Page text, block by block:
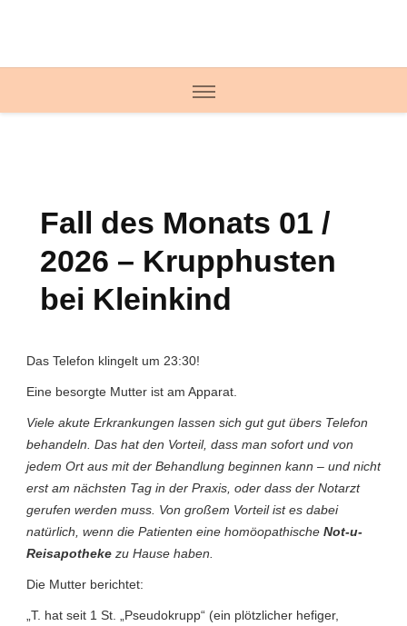
Fall des Monats 01 /
2026 – Krupphusten
bei Kleinkind
Das Telefon klingelt um 23:30!
Eine besorgte Mutter ist am Apparat.
Viele akute Erkrankungen lassen sich gut gut übers Telefon
behandeln. Das hat den Vorteil, dass man sofort und von
jedem Ort aus mit der Behandlung beginnen kann – und nicht
erst am nächsten Tag in der Praxis, oder dass der Notarzt
gerufen werden muss. Von großem Vorteil ist es dabei
natürlich, wenn die Patienten eine homöopathische Not-u-
Reisapotheke zu Hause haben.
Die Mutter berichtet:
„T. hat seit 1 St. „Pseudokrupp“ (ein plötzlicher hefiger,